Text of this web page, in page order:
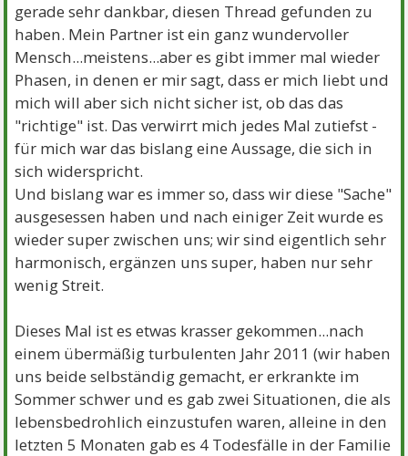
gerade sehr dankbar, diesen Thread gefunden zu
haben. Mein Partner ist ein ganz wundervoller
Mensch...meistens...aber es gibt immer mal wieder
Phasen, in denen er mir sagt, dass er mich liebt und
mich will aber sich nicht sicher ist, ob das das
"richtige" ist. Das verwirrt mich jedes Mal zutiefst -
für mich war das bislang eine Aussage, die sich in
sich widerspricht.
Und bislang war es immer so, dass wir diese "Sache"
ausgesessen haben und nach einiger Zeit wurde es
wieder super zwischen uns; wir sind eigentlich sehr
harmonisch, ergänzen uns super, haben nur sehr
wenig Streit.
Dieses Mal ist es etwas krasser gekommen...nach
einem übermäßig turbulenten Jahr 2011 (wir haben
uns beide selbständig gemacht, er erkrankte im
Sommer schwer und es gab zwei Situationen, die als
lebensbedrohlich einzustufen waren, alleine in den
letzten 5 Monaten gab es 4 Todesfälle in der Familie